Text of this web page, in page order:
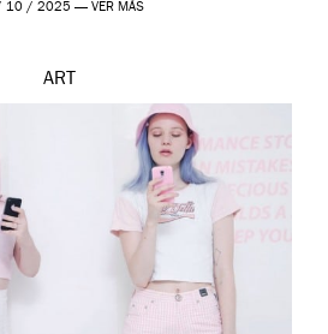
10 / 2025 — VER MÁS
ART